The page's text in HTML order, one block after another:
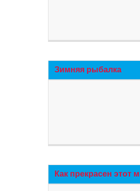
Зимняя рыбалка
Как прекрасен этот